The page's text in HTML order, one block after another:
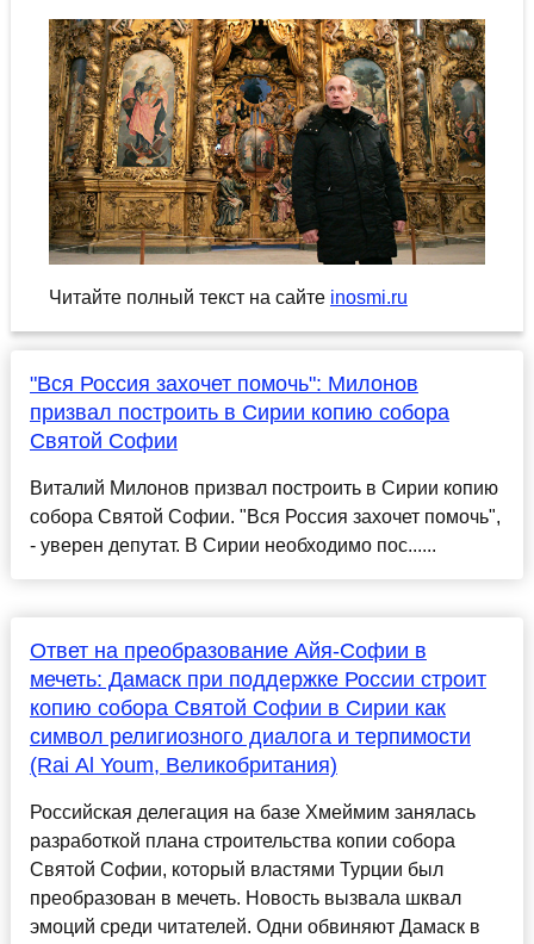
Читайте полный текст на сайте inosmi.ru
"Вся Россия захочет помочь": Милонов
призвал построить в Сирии копию собора
Святой Софии
Виталий Милонов призвал построить в Сирии копию
собора Святой Софии. "Вся Россия захочет помочь",
- уверен депутат. В Сирии необходимо пос......
Ответ на преобразование Айя-Софии в
мечеть: Дамаск при поддержке России строит
копию собора Святой Софии в Сирии как
символ религиозного диалога и терпимости
(Rai Al Youm, Великобритания)
Российская делегация на базе Хмеймим занялась
разработкой плана строительства копии собора
Святой Софии, который властями Турции был
преобразован в мечеть. Новость вызвала шквал
эмоций среди читателей. Одни обвиняют Дамаск в